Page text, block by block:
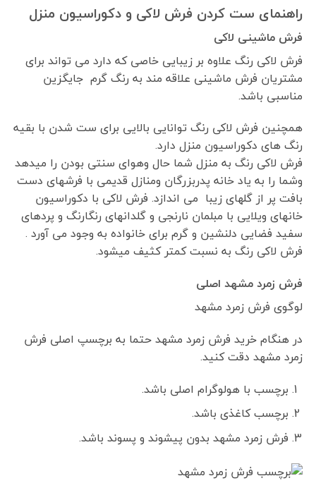
راهنمای ست کردن فرش لاکی و دکوراسیون منزل
فرش ماشینی لاکی
فرش لاکی رنگ علاوه بر زیبایی خاصی که دارد می تواند برای
مشتریان فرش ماشینی علاقه مند به رنگ گرم جایگزین
مناسبی باشد.
همچنین فرش لاکی رنگ توانایی بالایی برای ست شدن با بقیه
رنگ های دکوراسیون منزل دارد.
فرش لاکی رنگ به منزل شما حال وهوای سنتی بودن را میدهد
وشما را به یاد خانه پدربزرگان ومنازل قدیمی با فرشهای دست
بافت پر از گلهای زیبا می اندازد. فرش لاکی با دکوراسیون
خانهای ویلایی با مبلمان نارنجی و گلدانهای رنگارنگ و پردهای
سفید فضایی دلنشین و گرم برای خانواده به وجود می آورد .
فرش لاکی رنگ به نسبت کمتر کثیف میشود.
فرش زمرد مشهد اصلی
لوگوی فرش زمرد مشهد
در هنگام خرید فرش زمرد مشهد حتما به برچسپ اصلی فرش
زمرد مشهد دقت کنید.
برچسب با هولوگرام اصلی باشد.
برچسب کاغذی باشد.
فرش زمرد مشهد بدون پیشوند و پسوند باشد.